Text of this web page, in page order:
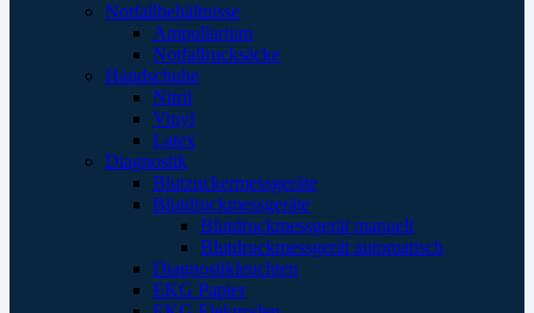
Notfallbehältnisse
Ampullarium
Notfallrucksäcke
Handschuhe
Nitril
Vinyl
Latex
Diagnostik
Blutzuckermessgeräte
Blutdruckmessgeräte
Blutdruckmessgerät manuell
Blutdruckmessgerät automatisch
Diagnostikleuchten
EKG Papier